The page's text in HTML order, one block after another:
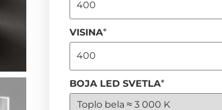
VISINA*
BOJA LED SVETLA*